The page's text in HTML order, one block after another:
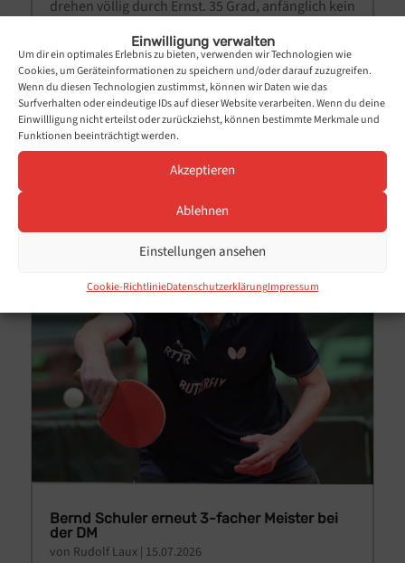
Einwilligung verwalten
Um dir ein optimales Erlebnis zu bieten, verwenden wir Technologien wie
Cookies, um Geräteinformationen zu speichern und/oder darauf zuzugreifen.
Wenn du diesen Technologien zustimmst, können wir Daten wie das
Surfverhalten oder eindeutige IDs auf dieser Website verarbeiten. Wenn du deine
Einwillligung nicht erteilst oder zurückziehst, können bestimmte Merkmale und
Funktionen beeinträchtigt werden.
Akzeptieren
Ablehnen
Einstellungen ansehen
Cookie-RichtlinieDatenschutzerklärungImpressum
drehen völlig durch Ernst. 35 Grad, anfänglich kein
Lüftchen, keine Wolke und dennoch versammelte
sich eine unerschrockene Schar von
Tischtennisbegeisterten an der Uferpromenade
von Ernst zum legendären...
mehr lesen...
Bernd Schuler erneut 3-facher Meister bei
der DM
von Rudolf Laux| 15.07.2026